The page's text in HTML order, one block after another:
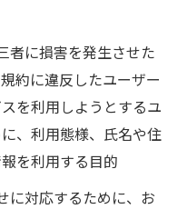
者に損害を発生させた
約に違反したユーザー
を利用しようとするユ
、利用態様、氏名や住
を利用する目的
に対応するために、お